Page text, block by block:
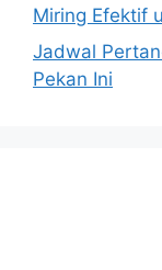
Miring Efektif
Jadwal
Pekan Ini